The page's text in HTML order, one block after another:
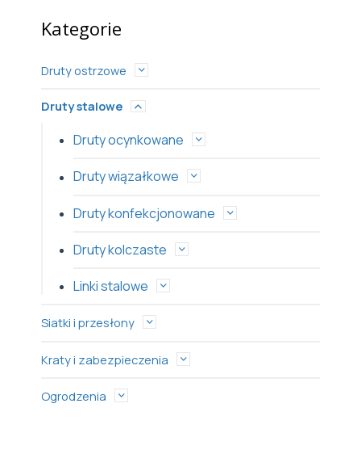
Kategorie
Druty ostrzowe
Druty stalowe
Druty ocynkowane
Druty wiązałkowe
Druty konfekcjonowane
Druty kolczaste
Linki stalowe
Siatki i przesłony
Kraty i zabezpieczenia
Ogrodzenia